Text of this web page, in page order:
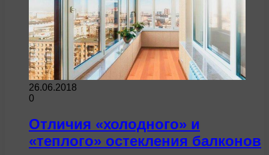
26.06.2018
0
Отличия «холодного» и
«теплого» остекления балконов